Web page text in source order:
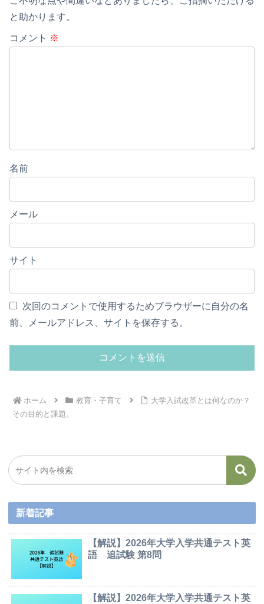
と助かります。
コメント ※
名前
メール
サイト
次回のコメントで使用するためブラウザーに自分の名
前、メールアドレス、サイトを保存する。
ホーム 教育・子育て
大学入試改革とは何なのか？
その目的と課題。
新着記事
【解説】2026年大学入学共通テスト英
語 追試験 第8問
【解説】2026年大学入学共通テスト英